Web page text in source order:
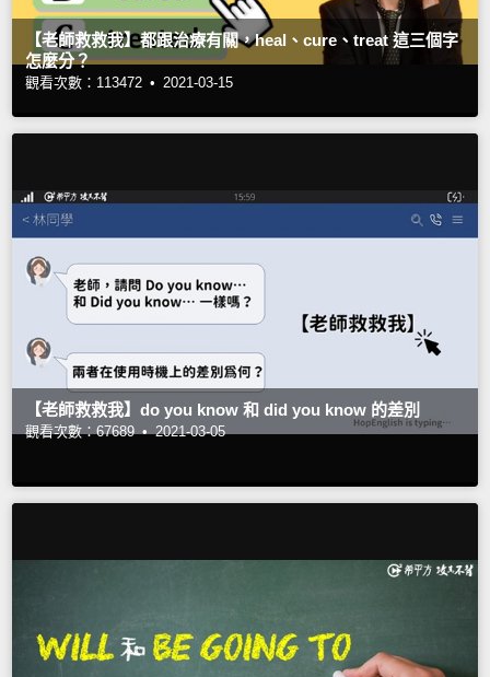
【老師救救我】都跟治療有關，heal、cure、treat 這三個字
怎麼分？
觀看次數：113472 • 2021-03-15
【老師救救我】do you know 和 did you know 的差別
觀看次數：67689 • 2021-03-05